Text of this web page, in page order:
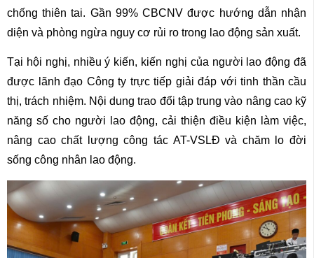
chống thiên tai. Gần 99% CBCNV được hướng dẫn nhận
diện và phòng ngừa nguy cơ rủi ro trong lao động sản xuất.
Tại hội nghị, nhiều ý kiến, kiến nghị của người lao động đã
được lãnh đạo Công ty trực tiếp giải đáp với tinh thần cầu
thị, trách nhiệm. Nội dung trao đổi tập trung vào nâng cao kỹ
năng số cho người lao động, cải thiện điều kiện làm việc,
nâng cao chất lượng công tác AT-VSLĐ và chăm lo đời
sống công nhân lao động.